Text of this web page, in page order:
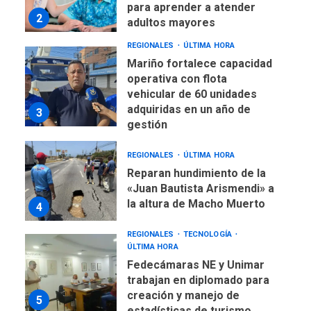
2
adultos mayores
3
Mariño fortalece capacidad
operativa con flota
vehicular de 60 unidades
adquiridas en un año de
gestión
4
Reparan hundimiento de la
«Juan Bautista Arismendi» a
la altura de Macho Muerto
5
ÚLTIMA HORA
Fedecámaras NE y Unimar
trabajan en diplomado para
creación y manejo de
estadísticas de turismo